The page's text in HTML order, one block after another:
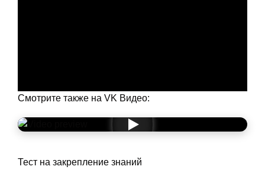
Смотрите также на VK Видео:
Тест на закрепление знаний